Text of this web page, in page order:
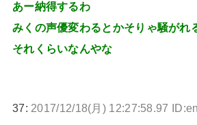
あー納得するわ
みくの声優変わるとかそりゃ騒がれ
それくらいなんやな
37: 2017/12/18(月) 12:27:58.97